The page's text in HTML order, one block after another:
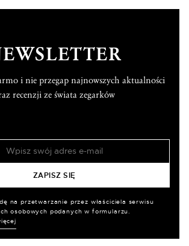
i nie przegap najnowszych aktualności
recenzji ze świata zegarków
na przetwarzanie przez właściciela serwisu
osobowych podanych w formularzu.